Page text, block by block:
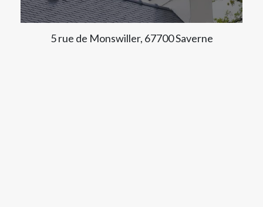
5 rue de Monswiller, 67700 Saverne